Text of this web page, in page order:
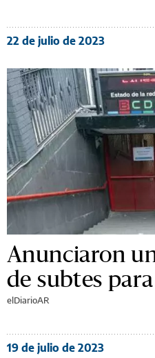
22 de julio de 2023
Anunciaron
de subtes
elDiarioAR
19 de julio de 2023